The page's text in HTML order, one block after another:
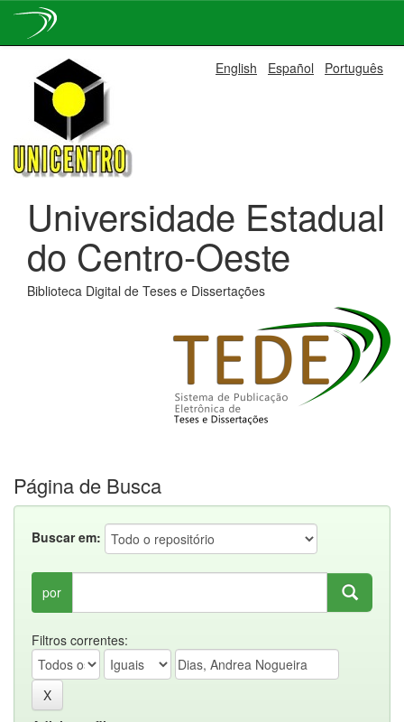
navigation
English Español Português
Universidade Estadual
do Centro-Oeste
Biblioteca Digital de Teses e Dissertações
Página de Busca
Buscar em:
por
Filtros correntes: